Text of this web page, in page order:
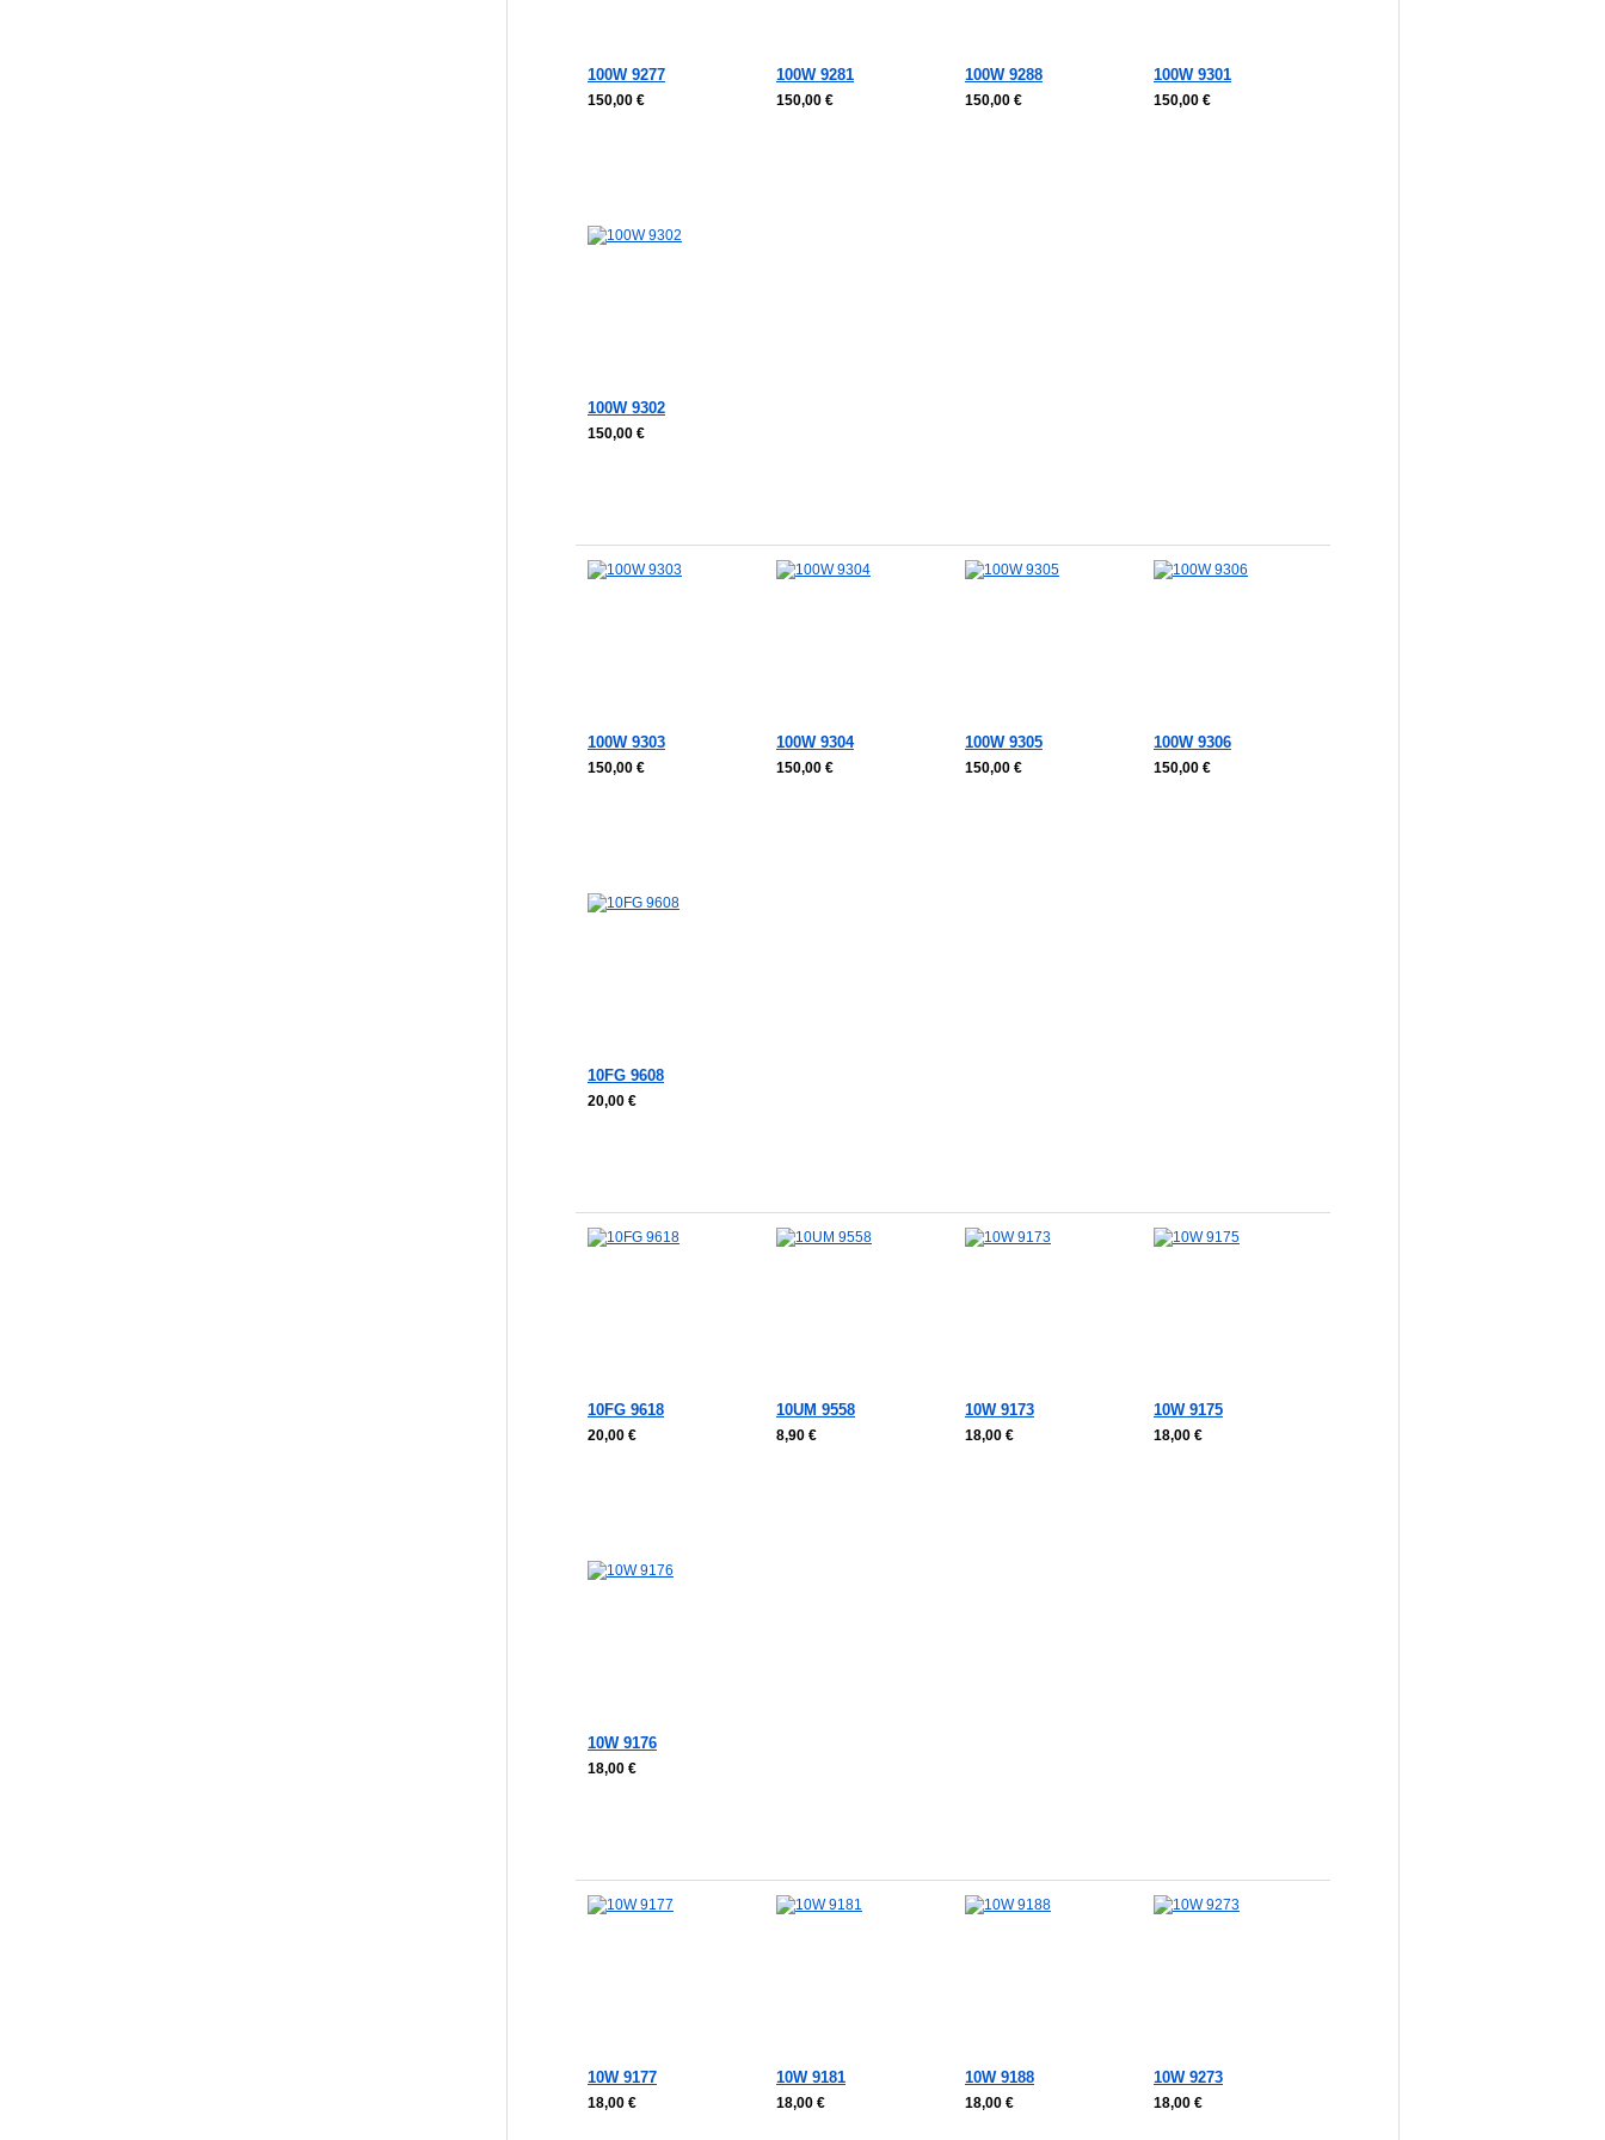
100W 9277
150,00 €
100W 9281
150,00 €
100W 9288
150,00 €
100W 9301
150,00 €
100W 9302
150,00 €
100W 9303
150,00 €
100W 9304
150,00 €
100W 9305
150,00 €
100W 9306
150,00 €
10FG 9608
20,00 €
10FG 9618
20,00 €
10UM 9558
8,90 €
10W 9173
18,00 €
10W 9175
18,00 €
10W 9176
18,00 €
10W 9177
18,00 €
10W 9181
18,00 €
10W 9188
18,00 €
10W 9273
18,00 €